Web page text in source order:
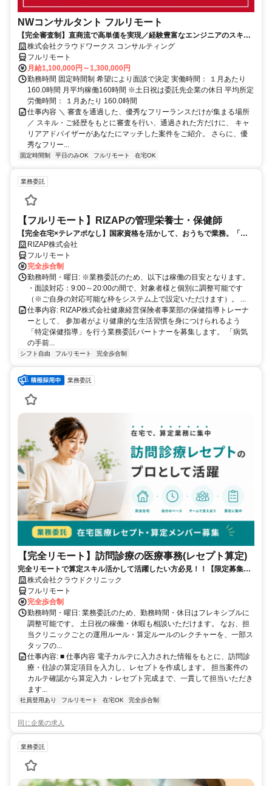
NWコンサルタント フルリモート
【完全審査制】直商流で高単価を実現／経験豊富なエンジニアのスキル
に合致した案件を多数保有
株式会社クラウドワークス コンサルティング
フルリモート
月給1,100,000円～1,300,000円
勤務時間 固定時間制 希望により面談で決定 実働時間： １月あたり
160.0時間 月平均稼働160時間 ※土日祝は委託先企業の休日 平均所定
労働時間： １月あたり 160.0時間
仕事内容 ＼ 審査を通過した、優秀なフリーランスだけが集まる場所
／ スキル・ご経歴をもとに審査を行い、通過された方だけに、 キャ
リアアドバイザーがあなたにマッチした案件をご紹介。 さらに、優
秀なフリー...
固定時間制 平日のみOK フルリモート 在宅OK
業務委託
【フルリモート】RIZAPの管理栄養士・保健師
【完全在宅×テレアポなし】国家資格を活かして、おうちで業務。「も
う一つの安心」を。主婦・Wワーカー活躍中！「平日の日中だけ」「夕
方以降の数時間だけ」など、生活リズムに合わせた時間調整が可能で
す。1件ごとの成果報酬型だから、頑張った分だけ手応えのある収入
に。充実のサポート体制で、安心の在宅ワークを始めませんか？
RIZAP株式会社
フルリモート
完全歩合制
勤務時間・曜日: ※業務委託のため、以下は稼働の目安となります。
・面談対応：9:00～20:00の間で、対象者様と個別に調整可能です
（※ご自身の対応可能な枠をシステム上で設定いただけます）。 ...
仕事内容: RIZAP株式会社健康経営保険者事業部の保健指導トレーナ
ーとして、 参加者がより健康的な生活習慣を身につけられるよう
「特定保健指導」を行う業務委託パートナーを募集します。 「病気
の手前...
シフト自由 フルリモート 完全歩合制
業務委託
【完全リモート】訪問診療の医療事務(レセプト算定)
完全リモートで算定スキル活かして活躍したい方必見！！【限定募集】
完全リモート｜在宅医療レセプト算定（成果報酬型／業務委託）
株式会社クラウドクリニック
フルリモート
完全歩合制
勤務時間・曜日: 業務委託のため、勤務時間・休日はフレキシブルに
調整可能です。 土日祝の稼働・休暇も相談いただけます。 なお、担
当クリニックごとの運用ルール・算定ルールのレクチャーを、一部ス
タッフの...
仕事内容: ■ 仕事内容 電子カルテに入力された情報をもとに、訪問診
療・往診の算定項目を入力し、レセプトを作成します。 担当案件の
カルテ確認から算定入力・レセプト完成まで、一貫して担当いただき
ます...
社員登用あり フルリモート 在宅OK 完全歩合制
同じ企業の求人
業務委託